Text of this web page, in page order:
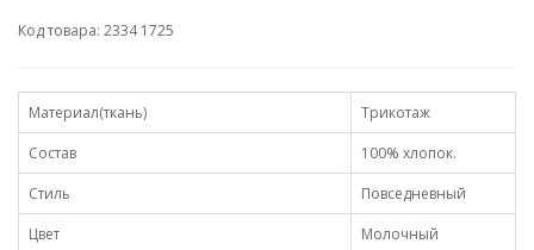
Код товара: 2334 1725
Материал(ткань)
Трикотаж
Состав
100% хлопок.
Стиль
Повседневный
Цвет
Молочный